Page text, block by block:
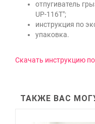
отпугиватель
UP-116T";
инструкция по
упаковка.
Скачать инструкцию
ТАКЖЕ ВАС